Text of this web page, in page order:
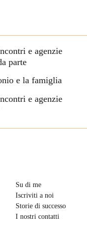
e agenzie
parte
e la famiglia
e agenzie
Su di me
Iscriviti a noi
Storie di successo
I nostri contatti